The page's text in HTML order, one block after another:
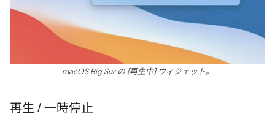
macOS Big Sur の [再生中] ウィジェット。
再生 / 一時停止